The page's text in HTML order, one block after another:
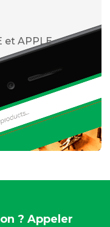
et APPLE
? Appeler